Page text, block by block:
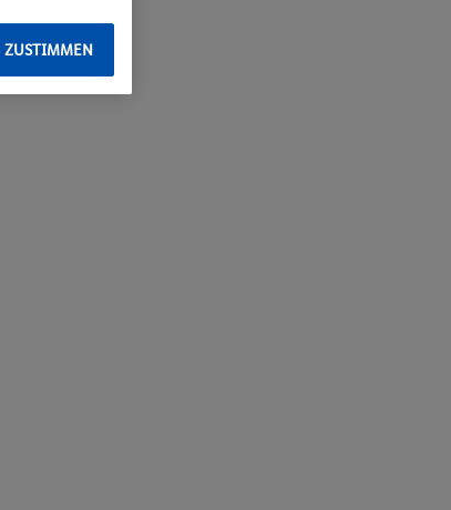
ZUSTIMMEN